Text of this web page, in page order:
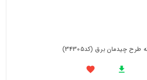
چیدمان برق (کد34305)